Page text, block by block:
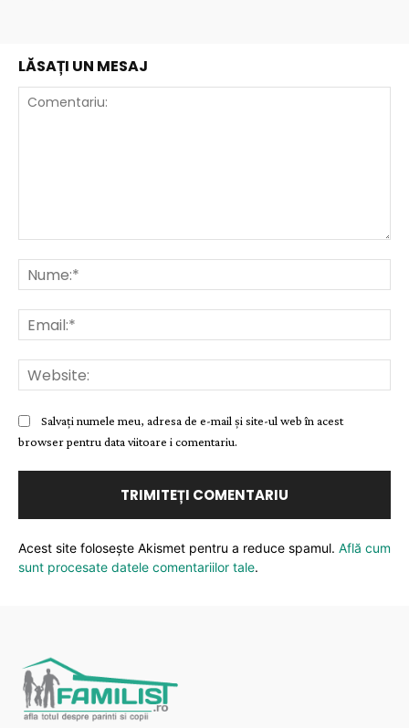
LĂSAȚI UN MESAJ
Salvați numele meu, adresa de e-mail și site-ul web în acest
browser pentru data viitoare i comentariu.
Acest site folosește Akismet pentru a reduce spamul. Află cum
sunt procesate datele comentariilor tale.